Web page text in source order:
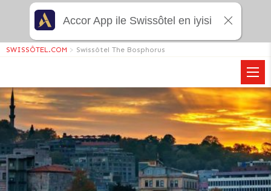
SWISSÔTEL.COM > Swissôtel The Bosphorus
Accor App ile Swissôtel en iyisi